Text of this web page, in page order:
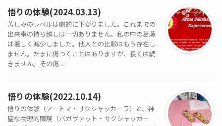
悟りの体験(2024.03.13)
苦しみのレベルは劇的に下がりました。これまでの
出来事の持ち越しは一切ありません。私の中の葛藤
は著しく減少しました。他人との比較はもう存在し
ません。たまに傷つくことはありますが、長くは続
きません。その傷 ...
悟りの体験(2022.10.14)
悟りの体験（アートマ・サクシャッカーラ）と、神
聖な物理的顕現（バガヴァット・サクシャッカー